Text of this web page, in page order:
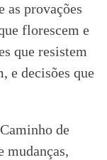
as provações
florescem e
que resistem
e decisões que
de
mudanças,